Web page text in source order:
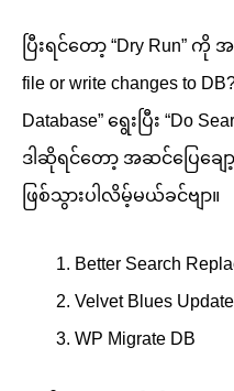
ပြီးရင်တော့ “Dry Run” ကို
file or write changes to
Database” ရွေးပြီး “Do
ဒါဆိုရင်တော့ အဆင်ပြေချော့
ဖြစ်သွားပါလိမ့်မယ်ခင်ဗျာ။
Better Search
Velvet Blues
WP Migrate DB